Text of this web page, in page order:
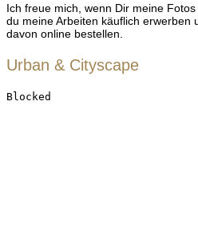
Ich freue mich, wenn Dir meine
du meine Arbeiten käuflich erwerben
davon online bestellen.
Urban & Cityscape